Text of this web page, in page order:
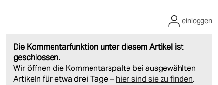
Die Kommentarfunktion unter diesem Artikel ist
geschlossen.
Wir öffnen die Kommentarspalte bei ausgewählten
Artikeln für etwa drei Tage – hier sind sie zu finden.
einloggen